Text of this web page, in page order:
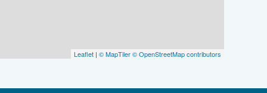
Leaflet | © MapTiler© OpenStreetMap contributors